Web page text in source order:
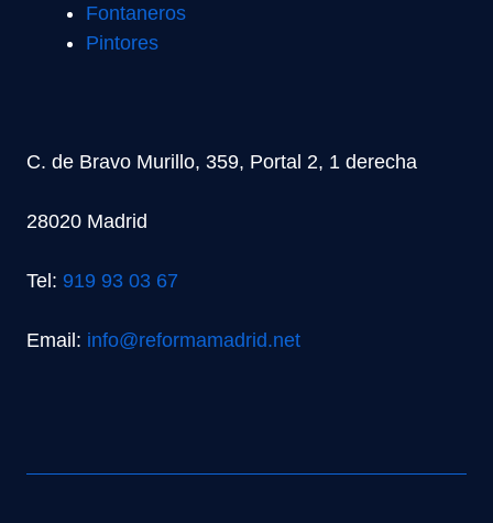
Fontaneros
Pintores
C. de Bravo Murillo, 359, Portal 2, 1 derecha
28020 Madrid
Tel: 919 93 03 67
Email: info@reformamadrid.net